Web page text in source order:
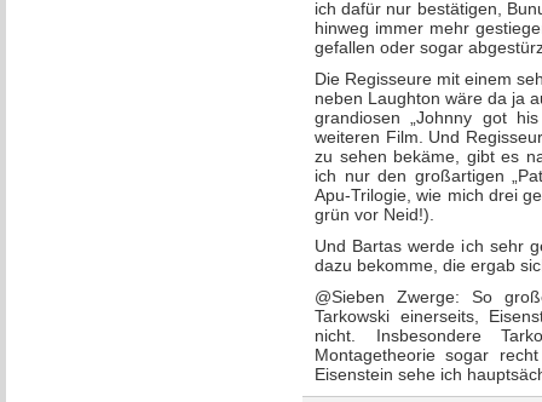
ich dafür nur bestätigen,
hinweg immer mehr
gefallen oder sogar
Die Regisseure mit einem
neben Laughton wäre da ja
grandiosen „Johnny got
weiteren Film. Und
zu sehen bekäme, gibt es
ich nur den großartigen
Apu-Trilogie, wie mich drei
grün vor Neid!).
Und Bartas werde ich sehr
dazu bekomme, die ergab
@Sieben Zwerge: So
Tarkowski einerseits,
nicht. Insbesondere
Montagetheorie sogar
Eisenstein sehe ich